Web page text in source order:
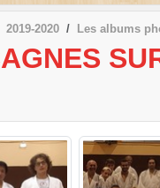
2019-2020 Les albums